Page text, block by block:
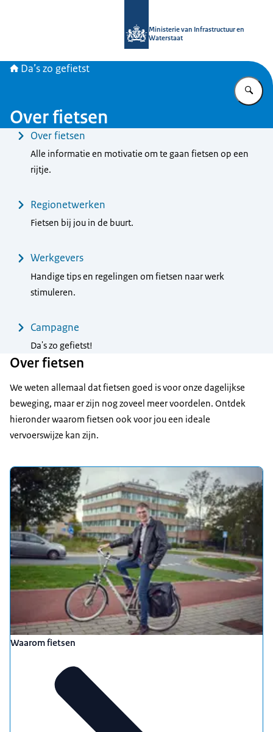
Ministerie van Infrastructuur en
Waterstaat
Da’s zo gefietst
Over fietsen
MenuOver fietsen
Alle informatie en motivatie om te gaan fietsen op een
rijtje.
Regionetwerken
Fietsen bij jou in de buurt.
Werkgevers
Handige tips en regelingen om fietsen naar werk
stimuleren.
Campagne
Da's zo gefietst!
Over fietsen
We weten allemaal dat fietsen goed is voor onze dagelijkse
beweging, maar er zijn nog zoveel meer voordelen. Ontdek
hieronder waarom fietsen ook voor jou een ideale
vervoerswijze kan zijn.
Uitgelicht
Waarom fietsen